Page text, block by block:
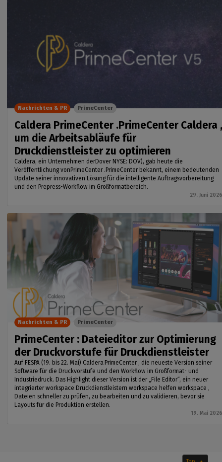
Caldera PrimeCenter .PrimeCenter Caldera ,
um die Arbeitsabläufe für
Druckdienstleister zu optimieren
Caldera, ein Unternehmen derDover NYSE: DOV), gab heute die
Veröffentlichung vonPrimeCenter .PrimeCenter bekannt, einem bedeutenden
Update seiner innovativen Lösung für die intelligente Auftragsvorbereitung
und den Prepress-Workflow im Großformatbereich.
29. Juni 2026
Nachrichten & PR PrimeCenter
PrimeCenter : Dateieditor zur Optimierung
der Druckvorstufe für Druckdienstleister
Auf FESPA (19. bis 22. Mai) Caldera PrimeCenter , die neueste Version seiner
Software für die Druckvorstufe und den Workflow im Großformat- und
Industriedruck. Das Highlight dieser Version ist der „File Editor“, ein neuer
integrierter workspace Druckdienstleistern workspace helfen workspace ,
Dateien schneller zu prüfen, zu bearbeiten und zu validieren, bevor sie
Layouts für die Produktion erstellen.
19. Mai 2026
Nachrichten & PR PrimeCenter